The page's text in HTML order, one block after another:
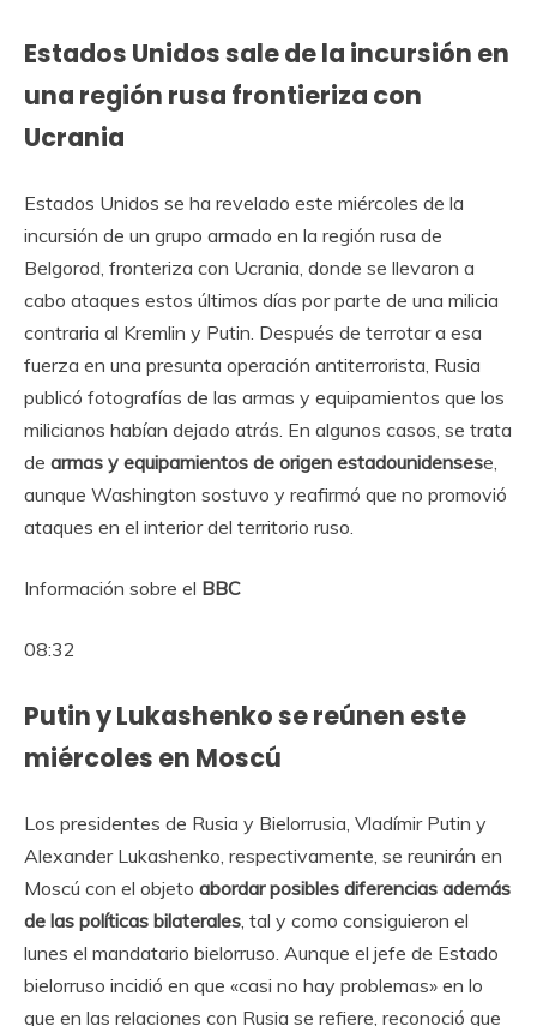
Estados Unidos sale de la incursión en
una región rusa frontieriza con
Ucrania
Estados Unidos se ha revelado este miércoles de la
incursión de un grupo armado en la región rusa de
Belgorod, fronteriza con Ucrania, donde se llevaron a
cabo ataques estos últimos días por parte de una milicia
contraria al Kremlin y Putin. Después de terrotar a esa
fuerza en una presunta operación antiterrorista, Rusia
publicó fotografías de las armas y equipamientos que los
milicianos habían dejado atrás. En algunos casos, se trata
de armas y equipamientos de origen estadounidensese,
aunque Washington sostuvo y reafirmó que no promovió
ataques en el interior del territorio ruso.
Información sobre el BBC
08:32
Putin y Lukashenko se reúnen este
miércoles en Moscú
Los presidentes de Rusia y Bielorrusia, Vladímir Putin y
Alexander Lukashenko, respectivamente, se reunirán en
Moscú con el objeto abordar posibles diferencias además
de las políticas bilaterales , tal y como consiguieron el
lunes el mandatario bielorruso. Aunque el jefe de Estado
bielorruso incidió en que «casi no hay problemas» en lo
que en las relaciones con Rusia se refiere, reconoció que